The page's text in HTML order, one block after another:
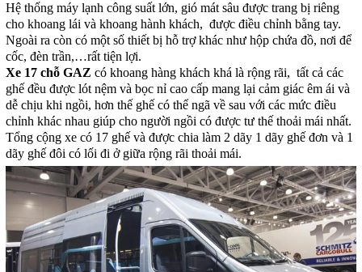
Hệ thống máy lạnh công suất lớn, gió mát sâu được trang bị riêng
cho khoang lái và khoang hành khách, được điều chỉnh bằng tay.
Ngoài ra còn có một số thiết bị hỗ trợ khác như hộp chứa đồ, nơi để
cốc, đèn trần,…rất tiện lợi.
Xe 17 chỗ GAZ có khoang hàng khách khá là rộng rãi, tất cả các
ghế đều được lót nệm và bọc nỉ cao cấp mang lại cảm giác êm ái và
dễ chịu khi ngồi, hơn thế ghế có thể ngã về sau với các mức điều
chỉnh khác nhau giúp cho người ngồi có được tư thế thoải mái nhất.
Tổng cộng xe có 17 ghế và được chia làm 2 dãy 1 dãy ghế đơn và 1
dãy ghế đôi có lối đi ở giữa rộng rãi thoải mái.